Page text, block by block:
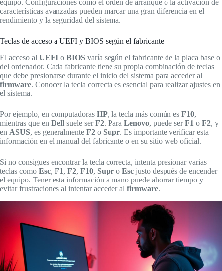
equipo. Configuraciones como el orden de arranque o la activación de
características avanzadas pueden marcar una gran diferencia en el
rendimiento y la seguridad del sistema.
Teclas de acceso a UEFI y BIOS según el fabricante
El acceso al UEFI o BIOS varía según el fabricante de la placa base o
del ordenador. Cada fabricante tiene su propia combinación de teclas
que debe presionarse durante el inicio del sistema para acceder al
firmware. Conocer la tecla correcta es esencial para realizar ajustes en
el sistema.
Por ejemplo, en computadoras HP, la tecla más común es F10,
mientras que en Dell suele serF2. Para Lenovo, puede serF1 o F2, y
en ASUS, es generalmente F2 o Supr. Es importante verificar esta
información en el manual del fabricante o en su sitio web oficial.
Si no consigues encontrar la tecla correcta, intenta presionar varias
teclas como Esc, F1, F2, F10, Supr o Esc justo después de encender
el equipo. Tener esta información a mano puede ahorrar tiempo y
evitar frustraciones al intentar acceder al firmware.